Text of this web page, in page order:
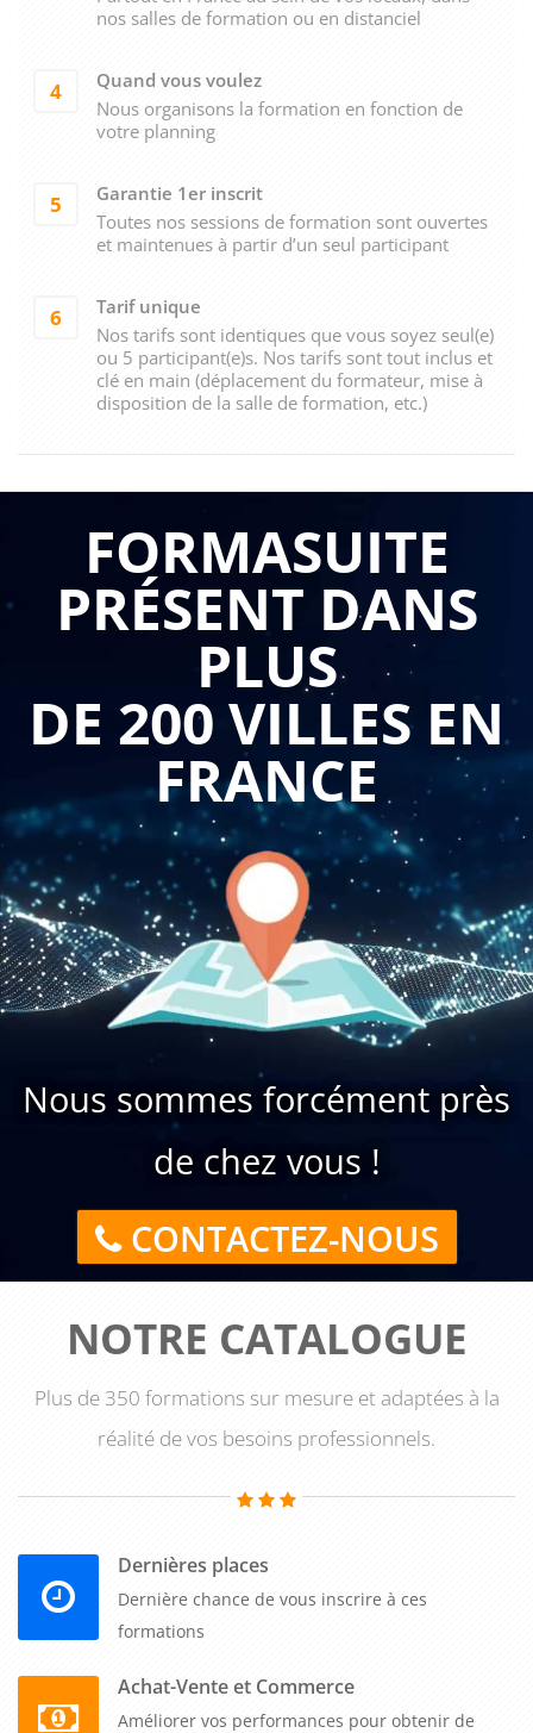
nos salles de formation ou en distanciel
4
Quand vous voulez
Nous organisons la formation en fonction de
votre planning
5
Garantie 1er inscrit
Toutes nos sessions de formation sont ouvertes
et maintenues à partir d’un seul participant
6
Tarif unique
Nos tarifs sont identiques que vous soyez seul(e)
ou 5 participant(e)s. Nos tarifs sont tout inclus et
clé en main (déplacement du formateur, mise à
disposition de la salle de formation, etc.)
FORMASUITE
PRÉSENT DANS
PLUS
DE 200 VILLES EN
FRANCE
Nous sommes forcément près
de chez vous !
CONTACTEZ-NOUS
NOTRE CATALOGUE
Plus de 350 formations sur mesure et adaptées à la
réalité de vos besoins professionnels.
Dernières places
Dernière chance de vous inscrire à ces
formations
Achat-Vente et Commerce
Améliorer vos performances pour obtenir de